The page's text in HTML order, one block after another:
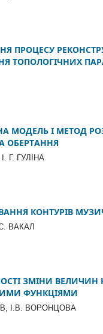
ПРОЦЕСУ
ТОПОЛОГІЧНИХ
МОДЕЛЬ І МЕТОД
ОБЕРТАННЯ
Г. ГУЛІНА
КОНТУРІВ
ВАКАЛ
ЗМІНИ ВЕЛИЧИН
ФУНКЦІЯМИ
І.В. ВОРОНЦОВА